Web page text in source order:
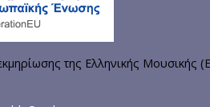
της Ελληνικής Μουσικής